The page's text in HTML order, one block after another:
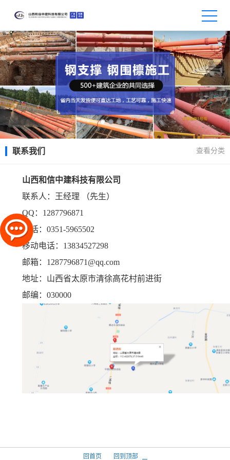
联系我们 查看分类
山西和信中建科技有限公司
联系人：王经理 （先生）
QQ：1287796871
电话：0351-5965502
移动电话：13834527298
邮箱：1287796871@qq.com
地址：山西省太原市清徐高花村前进街
邮编：030000
回首页 回到顶部